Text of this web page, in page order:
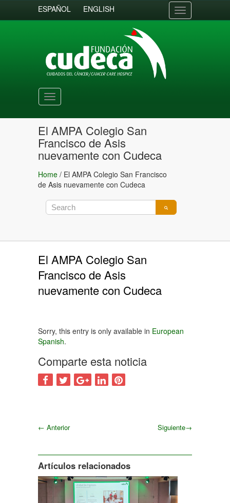
ESPAÑOL ENGLISH
Toggle
navigation
Toggle
navigation
El AMPA Colegio San
Francisco de Asis
nuevamente con Cudeca
Home / El AMPA Colegio San Francisco
de Asis nuevamente con Cudeca
El AMPA Colegio San
Francisco de Asis
nuevamente con Cudeca
Sorry, this entry is only available in European
Spanish.
Comparte esta noticia
← Anterior Siguiente→
Artículos relacionados